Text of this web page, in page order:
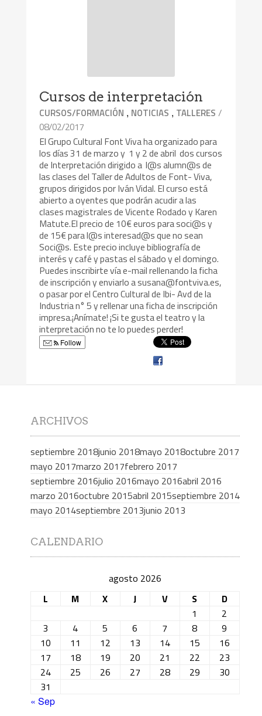
Cursos de interpretación
CURSOS/FORMACIÓN , NOTICIAS , TALLERES /
08/02/2017
El Grupo Cultural Font Viva ha organizado para
los días 31 de marzo y 1 y 2 de abril dos cursos
de Interpretación dirigido a l@s alumn@s de
las clases del Taller de Adultos de Font- Viva,
grupos dirigidos por Iván Vidal. El curso está
abierto a oyentes que podrán acudir a las
clases magistrales de Vicente Rodado y Karen
Matute.El precio de 10€ euros para soci@s y
de 15€ para l@s interesad@s que no sean
Soci@s. Este precio incluye bibliografía de
interés y café y pastas el sábado y el domingo.
Puedes inscribirte vía e-mail rellenando la ficha
de inscripción y enviarlo a susana@fontviva.es,
o pasar por el Centro Cultural de Ibi- Avd de la
Industria n° 5 y rellenar una ficha de inscripción
impresa.¡Anímate! ¡Si te gusta el teatro y la
interpretación no te lo puedes perder!
Follow
ARCHIVOS
septiembre 2018junio 2018mayo 2018octubre 2017
mayo 2017marzo 2017febrero 2017
septiembre 2016julio 2016mayo 2016abril 2016
marzo 2016octubre 2015abril 2015septiembre 2014
mayo 2014septiembre 2013junio 2013
CALENDARIO
agosto 2026
L
M X J V S
D
1
2
3
4 5 6 7 8
9
10
11 12 13 14 15
16
17
18 19 20 21 22
23
24
25 26 27 28 29
30
31
« Sep